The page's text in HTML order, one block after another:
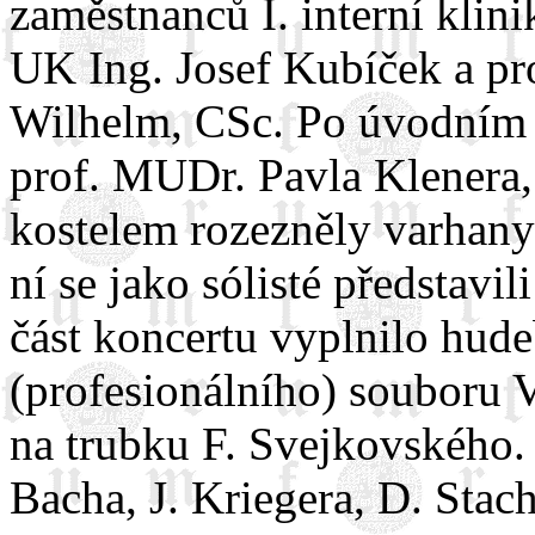
zaměstnanců I. interní
UK Ing. Josef Kubíček a
Wilhelm, CSc. Po
prof. MUDr. Pavla
kostelem rozezněly
ní se jako sólisté
část koncertu vyplnilo
(profesionálního) souboru
na trubku F.
Bacha, J. Kriegera, D.